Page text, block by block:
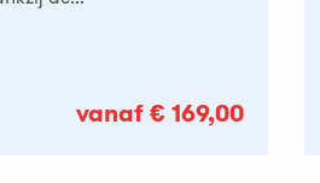
vanaf € 169,00